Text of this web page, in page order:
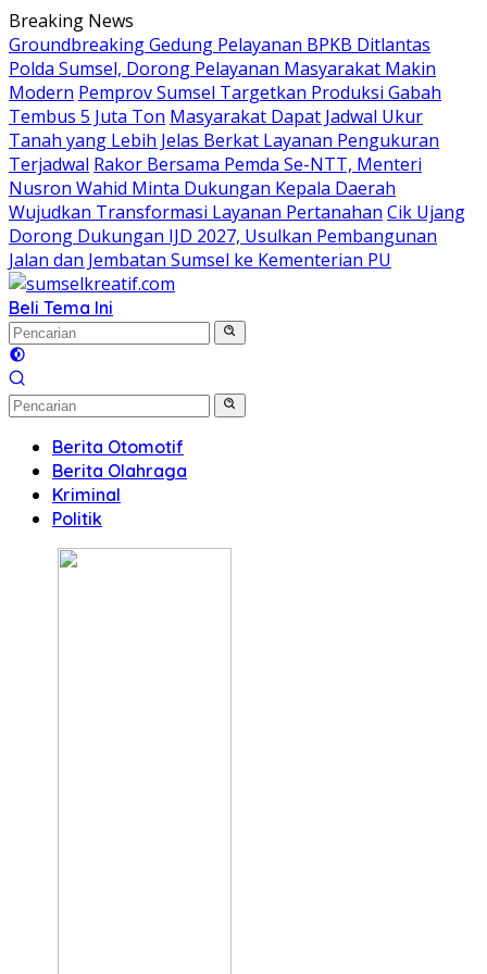
Langsung
ke
konten
Breaking News
Groundbreaking Gedung Pelayanan BPKB Ditlantas
Polda Sumsel, Dorong Pelayanan Masyarakat Makin
Modern Pemprov Sumsel Targetkan Produksi Gabah
Tembus 5 Juta Ton Masyarakat Dapat Jadwal Ukur
Tanah yang Lebih Jelas Berkat Layanan Pengukuran
Terjadwal Rakor Bersama Pemda Se-NTT, Menteri
Nusron Wahid Minta Dukungan Kepala Daerah
Wujudkan Transformasi Layanan Pertanahan Cik Ujang
Dorong Dukungan IJD 2027, Usulkan Pembangunan
Jalan dan Jembatan Sumsel ke Kementerian PU
Beli Tema Ini
Berita Otomotif
Berita Olahraga
Kriminal
Politik